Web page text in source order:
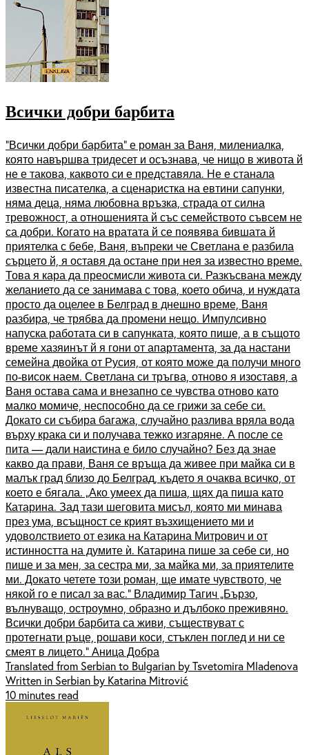
Всички добри барбита
"Всички добри барбита" е роман за Ваня, милениалка,
която навършва тридесет и осъзнава, че нищо в живота й
не е такова, каквото си е представяла. Не е станала
известна писателка, а сценаристка на евтини сапунки,
няма деца, няма любовна връзка, страда от силна
тревожност, а отношенията й със семейството съвсем не
са добри. Когато на вратата й се появява бившата й
приятелка с бебе, Ваня, въпреки че Светлана е разбила
сърцето й, я оставя да остане при нея за известно време.
Това я кара да преосмисли живота си. Разкъсвана между
желанието да се занимава с това, което обича, и нуждата
просто да оцелее в Белград в днешно време, Ваня
разбира, че трябва да промени нещо. Импулсивно
напуска работата си в сапунката, която пише, а в същото
време хазяинът й я гони от апартамента, за да настани
семейна двойка от Русия, от която може да получи много
по-висок наем. Светлана си тръгва, отново я изоставя, а
Ваня остава сама и внезапно се чувства отново като
малко момиче, неспособно да се грижи за себе си.
Докато си събира багажа, случайно разлива вряла вода
върху крака си и получава тежко изгаряне. А после се
пита — дали наистина е било случайно? Без да знае
какво да прави, Ваня се връща да живее при майка си в
малък град близо до Белград, където я очаква всичко, от
което е бягала. „Ако умеех да пиша, щях да пиша като
Катарина. Зад тази шеговита мисъл, която ми минава
през ума, всъщност се крият възхищението ми и
удоволствието от езика на Катарина Митрович и от
истинността на думите ѝ. Катарина пише за себе си, но
пише и за мен, за сестра ми, за майка ми, за приятелите
ми. Докато четете този роман, ще имате чувството, че
някой го е писал за вас.“ Владимир Тагич „Бързо,
вълнуващо, остроумно, образно и дълбоко преживяно.
Всички добри барбита са живи, съществуват с
протегнати ръце, рошави коси, стъклен поглед и ни се
смеят в лицето.“ Аница Добра
Translated from Serbian to Bulgarian by Tsvetomira Mladenova
Written in Serbian by Katarina Mitrović
10 minutes read